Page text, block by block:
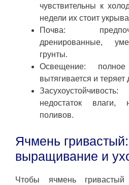
чувствительны к
недели их стоит
Почва:
дренированные,
грунты.
Освещение:
вытягивается и теряет
недостаток влаги,
поливов.
Ячмень гривастый:
выращивание и
Чтобы ячмень